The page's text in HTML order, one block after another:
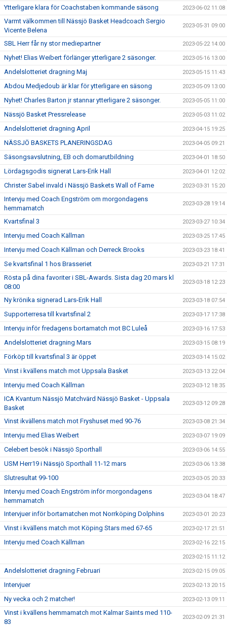
Ytterligare klara för Coachstaben kommande säsong 2023-06-02 11:08
Varmt välkommen till Nässjö Basket Headcoach Sergio
Vicente Belena
2023-05-31 09:00
SBL Herr får ny stor mediepartner 2023-05-22 14:00
Nyhet! Elias Weibert förlänger ytterligare 2 säsonger. 2023-05-16 13:00
Andelslotteriet dragning Maj 2023-05-15 11:43
Abdou Medjedoub är klar för ytterligare en säsong 2023-05-09 13:00
Nyhet! Charles Barton jr stannar ytterligare 2 säsonger. 2023-05-05 11:00
Nässjö Basket Pressrelease 2023-05-03 11:02
Andelslotteriet dragning April 2023-04-15 19:25
NÄSSJÖ BASKETS PLANERINGSDAG 2023-04-05 09:21
Säsongsavslutning, EB och domarutbildning 2023-04-01 18:50
Lördagsgodis signerat Lars-Erik Hall 2023-04-01 12:02
Christer Sabel invald i Nässjö Baskets Wall of Fame 2023-03-31 15:20
Intervju med Coach Engström om morgondagens
hemmamatch
2023-03-28 19:14
Kvartsfinal 3 2023-03-27 10:34
Intervju med Coach Källman 2023-03-25 17:45
Intervju med Coach Källman och Derreck Brooks 2023-03-23 18:41
Se kvartsfinal 1 hos Brasseriet 2023-03-21 17:31
Rösta på dina favoriter i SBL-Awards. Sista dag 20 mars kl
08:00
2023-03-18 12:23
Ny krönika signerad Lars-Erik Hall 2023-03-18 07:54
Supporterresa till kvartsfinal 2 2023-03-17 17:38
Intervju inför fredagens bortamatch mot BC Luleå 2023-03-16 17:53
Andelslotteriet dragning Mars 2023-03-15 08:19
Förköp till kvartsfinal 3 är öppet 2023-03-14 15:02
Vinst i kvällens match mot Uppsala Basket 2023-03-13 22:04
Intervju med Coach Källman 2023-03-12 18:35
ICA Kvantum Nässjö Matchvärd Nässjö Basket - Uppsala
Basket
2023-03-12 09:28
Vinst ikvällens match mot Fryshuset med 90-76 2023-03-08 21:34
Intervju med Elias Weibert 2023-03-07 19:09
Celebert besök i Nässjö Sporthall 2023-03-06 14:55
USM Herr19 i Nässjö Sporthall 11-12 mars 2023-03-06 13:38
Slutresultat 99-100 2023-03-05 20:33
Intervju med Coach Engström inför morgondagens
hemmamatch
2023-03-04 18:47
Intervjuer inför bortamatchen mot Norrköping Dolphins 2023-03-01 20:23
Vinst i kvällens match mot Köping Stars med 67-65 2023-02-17 21:51
Intervju med Coach Källman 2023-02-16 22:15
2023-02-15 11:12
Andelslotteriet dragning Februari 2023-02-15 09:05
Intervjuer 2023-02-13 20:15
Ny vecka och 2 matcher! 2023-02-13 09:11
Vinst i kvällens hemmamatch mot Kalmar Saints med 110-
83
2023-02-09 21:31